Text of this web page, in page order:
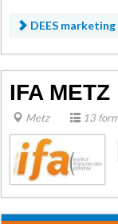
DEES marketing
IFA METZ
Metz 13